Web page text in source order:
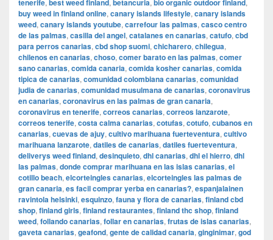
tenerife, best weed finland, betancuria, bio organic outdoor finland,
buy weed in finland online, canary islands lifestyle, canary islands
weed, canary islands youtube, carrefour las palmas, casco centro
de las palmas, casilla del angel, catalanes en canarias, catufo, cbd
para perros canarias, cbd shop suomi, chicharero, chilegua,
chilenos en canarias, choso, comer barato en las palmas, comer
sano canarias, comida canaria, comida kosher canarias, comida
tipica de canarias, comunidad colombiana canarias, comunidad
judia de canarias, comunidad musulmana de canarias, coronavirus
en canarias, coronavirus en las palmas de gran canaria,
coronavirus en tenerife, correos canarias, correos lanzarote,
correos tenerife, costa calma canarias, cotufas, cotufo, cubanos en
canarias, cuevas de ajuy, cultivo marihuana fuerteventura, cultivo
marihuana lanzarote, datiles de canarias, datiles fuerteventura,
deliverys weed finland, desinquieto, dhl canarias, dhl el hierro, dhl
las palmas, donde comprar marihuana en las islas canarias, el
cotillo beach, elcorteingles canarias, elcorteingles las palmas de
gran canaria, es facil comprar yerba en canarias?, espanjalainen
ravintola helsinki, esquinzo, fauna y flora de canarias, finland cbd
shop, finland girls, finland restaurantes, finland thc shop, finland
weed, follando canarias, follar en canarias, frutas de islas canarias,
gaveta canarias, geafond, gente de calidad canaria, ginginimar, god